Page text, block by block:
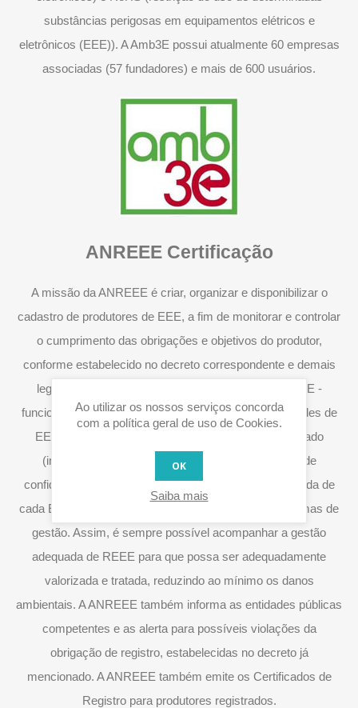
substâncias perigosas em equipamentos elétricos e
eletrônicos (EEE)). A Amb3E possui atualmente 60 empresas
associadas (57 fundadores) e mais de 600 usuários.
ANREEE Certificação
A missão da ANREEE é criar, organizar e disponibilizar o
cadastro de produtores de EEE, a fim de monitorar e controlar
o cumprimento das obrigações e objetivos do produtor,
conforme estabelecido no decreto correspondente e demais
legislação aplicável. O registo do Produtor - ANREEE -
funciona como uma entidade que controla as quantidades de
EEE que cada produtor coloca anualmente no mercado
(informações sujeitas a uma observação rigorosa de
confidencialidade), e também acompanha o ciclo de vida de
cada EEE através da informação. recebidos dos sistemas de
gestão. Assim, é sempre possível acompanhar a gestão
adequada de REEE para que possa ser adequadamente
valorizada e tratada, reduzindo ao mínimo os danos
ambientais. A ANREEE também informa as entidades públicas
competentes e as alerta para possíveis violações da
obrigação de registro, estabelecidas no decreto já
mencionado. A ANREEE também emite os Certificados de
Registro para produtores registrados.
Ao utilizar os nossos serviços concorda
com a política geral de uso de Cookies.
OK
Saiba mais